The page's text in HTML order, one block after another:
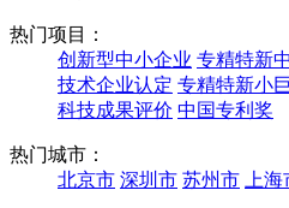
热门项目：
创新型中小企业 专精特新
技术企业认定 专精特新小
科技成果评价 中国专利奖
热门城市：
北京市 深圳市 苏州市 上